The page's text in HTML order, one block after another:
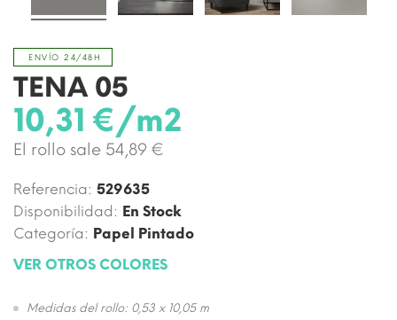
ENVÍO 24/48H
TENA 05
10,31 €/m2
El rollo sale 54,89 €
Referencia: 529635
Disponibilidad: En Stock
Categoría: Papel Pintado
VER OTROS COLORES
Medidas del rollo: 0,53 x 10,05 m